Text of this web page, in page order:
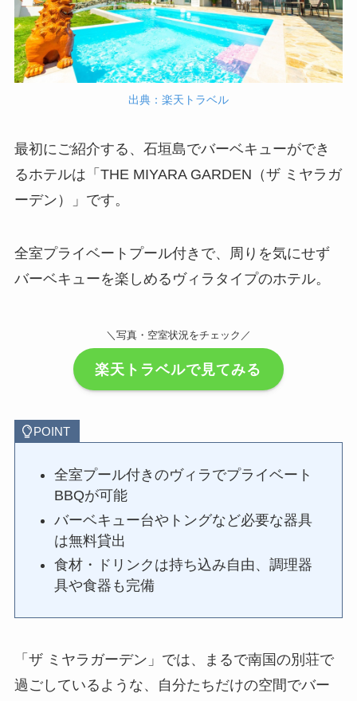
出典：楽天トラベル
最初にご紹介する、石垣島でバーベキューができ
るホテルは「THE MIYARA GARDEN（ザ ミヤラガ
ーデン）」です。
全室プライベートプール付きで、周りを気にせず
バーベキューを楽しめるヴィラタイプのホテル。
＼写真・空室状況をチェック／
楽天トラベルで見てみる
POINT
全室プール付きのヴィラでプライベート
BBQが可能
バーベキュー台やトングなど必要な器具
は無料貸出
食材・ドリンクは持ち込み自由、調理器
具や食器も完備
「ザ ミヤラガーデン」では、まるで南国の別荘で
過ごしているような、自分たちだけの空間でバー